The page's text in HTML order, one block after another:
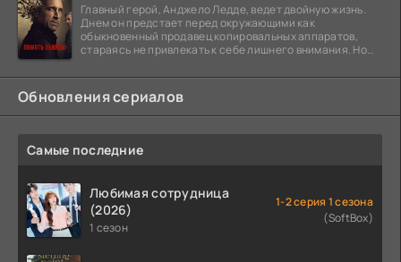
Главный герой, Анджело Ледде, ведет двойную жизнь.
Днем он предстает перед окружающими как
обыкновенный продавец копировальных аппаратов,
стараясь не привлекать к себе лишнего внимания. Но
Обновления сериалов
Самые последние
Любимая сотрудница
(2026)
1 сезон
1-2 серия 1 сезона
(SoftBox)